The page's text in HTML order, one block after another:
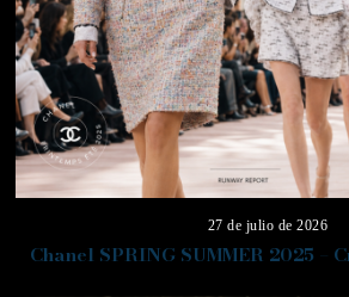
27 de julio de 2026
Chanel SPRING SUMMER 2025 –